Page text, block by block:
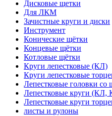
Дисковые щетки
Для ЛКМ
Зачистные круги и диски
Инструмент
Конические щётки
Концевые щётки
Котловые щётки
Круги лепестковые (КЛ)
Круги лепестковые
Лепестковые головки со
Лепестковые круги (КЛ,
Лепестковые круги
листы и рулоны